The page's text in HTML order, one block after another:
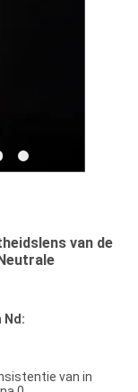
van de
Nd:
van in